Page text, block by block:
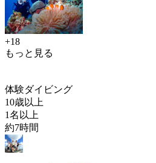
+18
もっと見る
体験ダイビング
10歳以上
1名以上
約7時間